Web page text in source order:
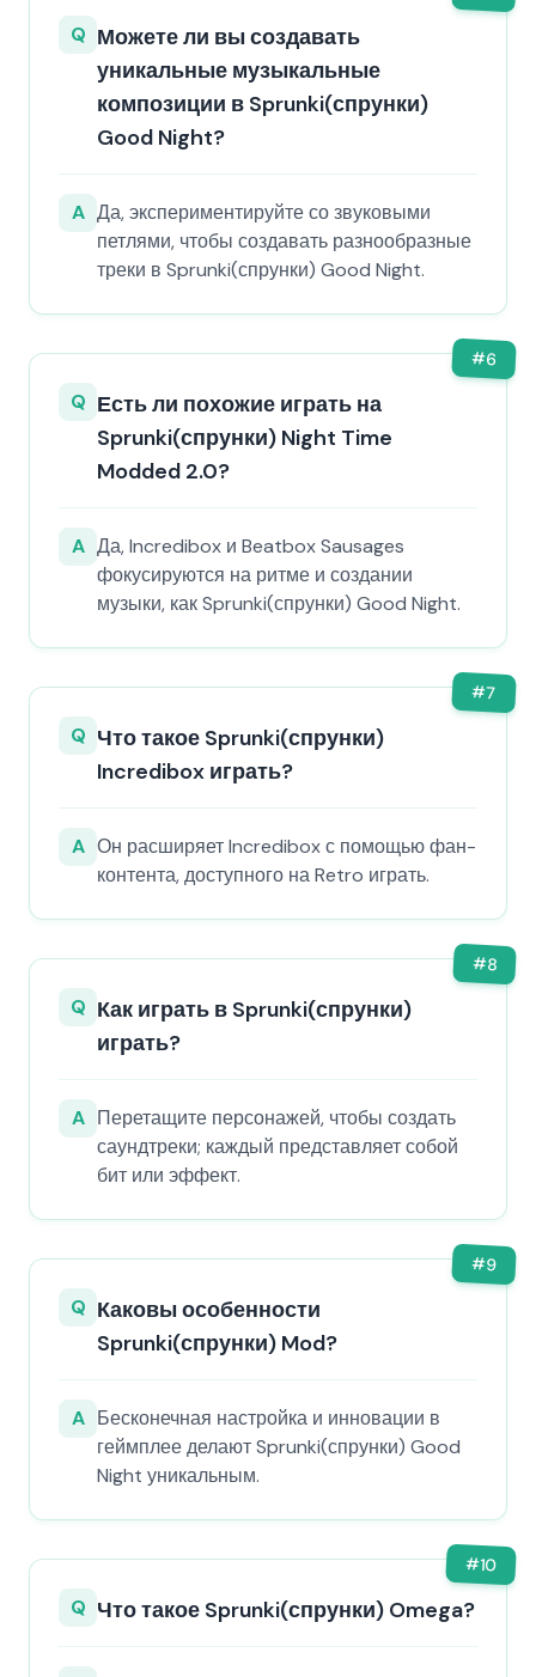
Q Можете ли вы создавать
уникальные музыкальные
композиции в Sprunki(спрунки)
Good Night?
A Да, экспериментируйте со звуковыми
петлями, чтобы создавать разнообразные
треки в Sprunki(спрунки) Good Night.
#6
Q Есть ли похожие играть на
Sprunki(спрунки) Night Time
Modded 2.0?
A Да, Incredibox и Beatbox Sausages
фокусируются на ритме и создании
музыки, как Sprunki(спрунки) Good Night.
#7
Q Что такое Sprunki(спрунки)
Incredibox играть?
A Он расширяет Incredibox с помощью фан-
контента, доступного на Retro играть.
#8
Q Как играть в Sprunki(спрунки)
играть?
A Перетащите персонажей, чтобы создать
саундтреки; каждый представляет собой
бит или эффект.
#9
Q Каковы особенности
Sprunki(спрунки) Mod?
A Бесконечная настройка и инновации в
геймплее делают Sprunki(спрунки) Good
Night уникальным.
#10
Q Что такое Sprunki(спрунки) Omega?